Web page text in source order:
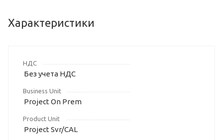
Характеристики
НДС
Без учета НДС
Business Unit
Project On Prem
Product Unit
Project Svr/CAL